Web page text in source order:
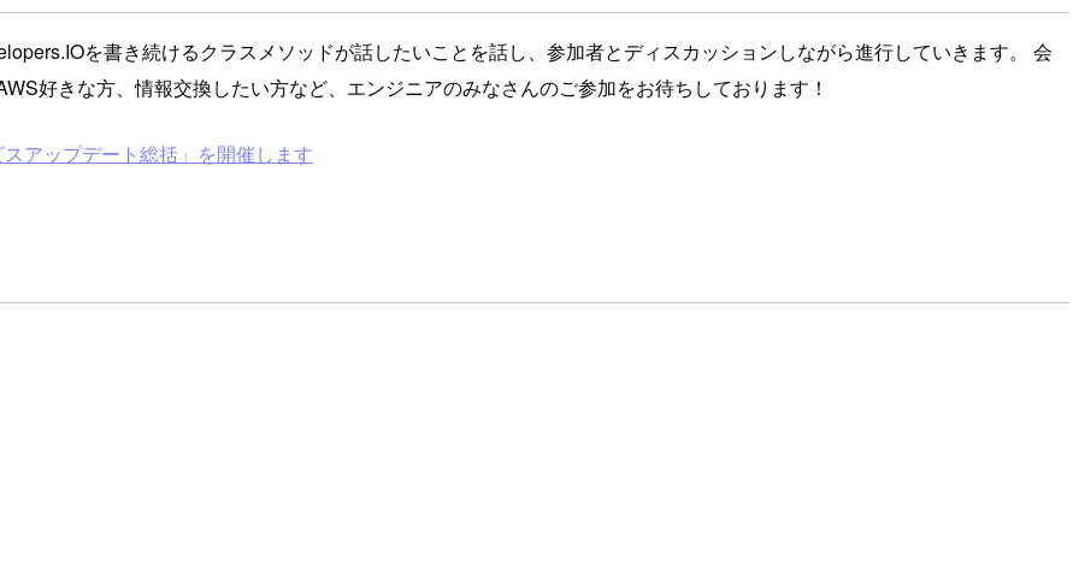
を書き続けるクラスメソッドが話したいことを話し、参加者とディスカッションしながら進行していきます。 会
好きな方、情報交換したい方など、エンジニアのみなさんのご参加をお待ちしております！
アップデート総括」を開催します